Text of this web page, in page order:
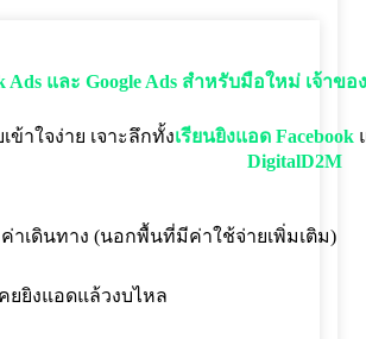
และ Google Ads สำหรับมือใหม่ เจ้าข
ข้าใจง่าย เจาะลึกทั้งเรียนยิงแอด Facebook
DigitalD2M
าเดินทาง (นอกพื้นที่มีค่าใช้จ่ายเพิ่มเติม)
ยยิงแอดแล้วงบไหล